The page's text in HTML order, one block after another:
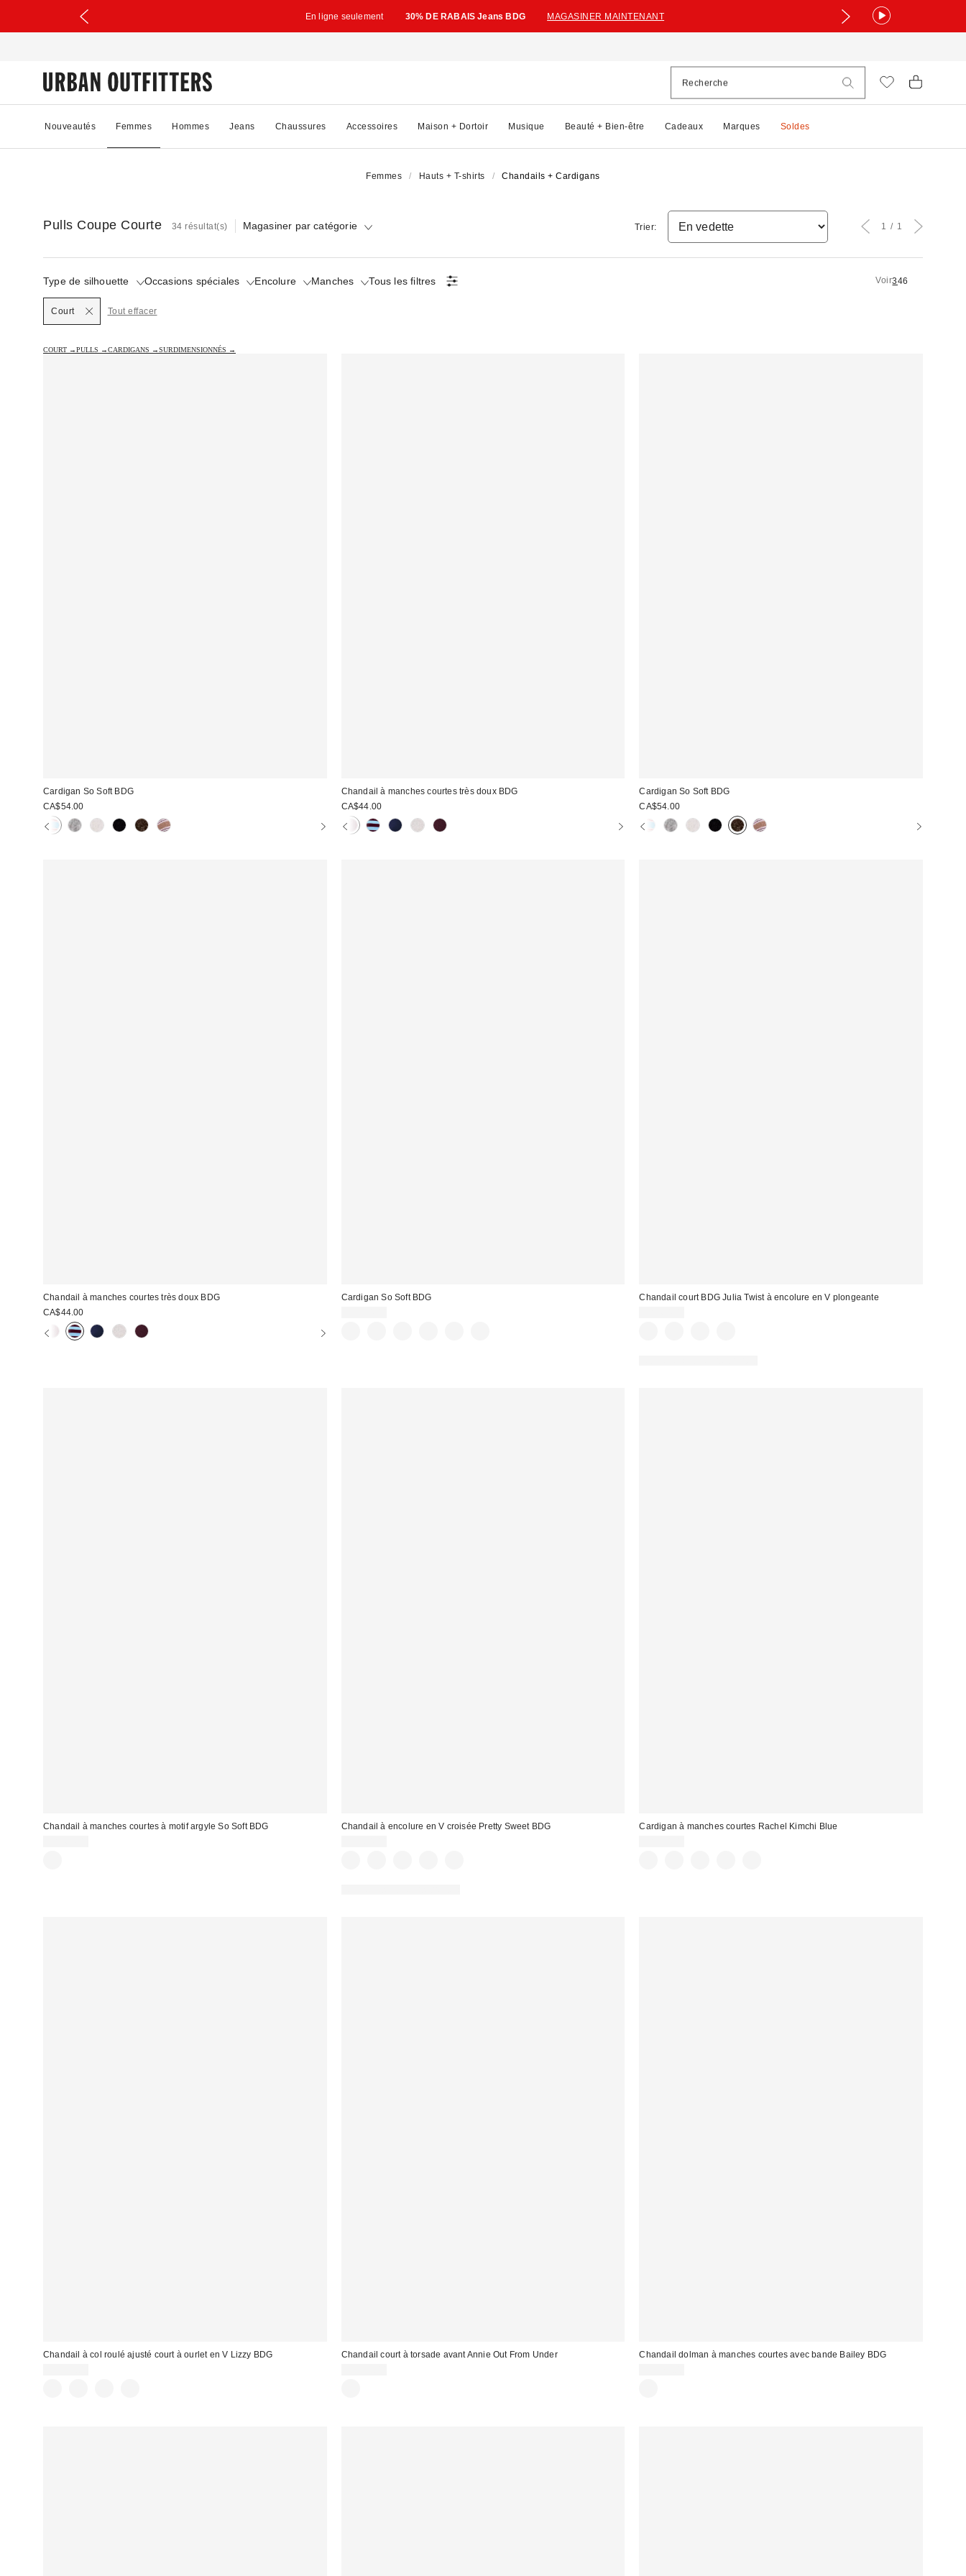
En ligne seulement 30% DE RABAIS Jeans BDG MAGASINER MAINTENANT
Nouveautés Femmes Hommes Jeans Chaussures Accessoires Maison + Dortoir Musique Beauté + Bien-être Cadeaux Marques Soldes
Femmes Hauts + T-shirts Chandails + Cardigans
Pulls Coupe Courte 34 résultat(s) Magasiner par catégorie
Type de silhouette
Selected Occasions spéciales Encolure Manches Tous les filtres Voir346
Court Tout effacer
Trier: 1 1
COURT →PULLS →CARDIGANS →SURDIMENSIONNÉS →
Cardigan So Soft BDG
CA$54.00
Chandail à manches courtes très doux BDG
CA$44.00
Cardigan So Soft BDG
CA$54.00
Chandail à manches courtes très doux BDG
CA$44.00
Cardigan So Soft BDG
Chandail court BDG Julia Twist à encolure en V plongeante
Chandail à manches courtes à motif argyle So Soft BDG
Chandail à encolure en V croisée Pretty Sweet BDG
Cardigan à manches courtes Rachel Kimchi Blue
Chandail à col roulé ajusté court à ourlet en V Lizzy BDG
Chandail court à torsade avant Annie Out From Under
Chandail dolman à manches courtes avec bande Bailey BDG